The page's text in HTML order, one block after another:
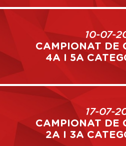
10-07-
CAMPIONAT DE
4A I 5A
17-07-
CAMPIONAT DE
2A I 3A